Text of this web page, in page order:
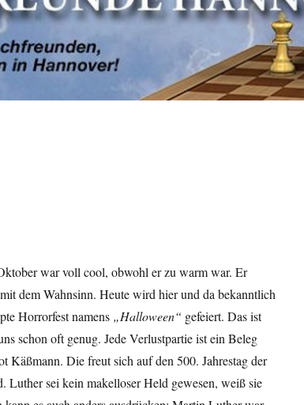
war voll cool, obwohl er zu warm war. Er
dem Wahnsinn. Heute wird hier und da bekanntlich
Horrorfest namens „Halloween“ gefeiert. Das ist
schon oft genug. Jede Verlustpartie ist ein Beleg
Käßmann. Die freut sich auf den 500. Jahrestag der
Luther sei kein makelloser Held gewesen, weiß sie